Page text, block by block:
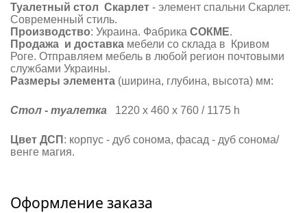
Туалетный стол Скарлет - элемент спальни Скарлет.
Современный стиль.
Производство: Украина. Фабрика СОКМЕ.
Продажа и доставка мебели со склада в Кривом
Роге. Отправляем мебель в любой регион почтовыми
службами Украины.
Размеры элемента (ширина, глубина, высота) мм:
Стол - туалетка 1220 х 460 х 760 / 1175 h
Цвет ДСП : корпус - дуб сонома, фасад - дуб сонома/
венге магия.
Оформление заказа